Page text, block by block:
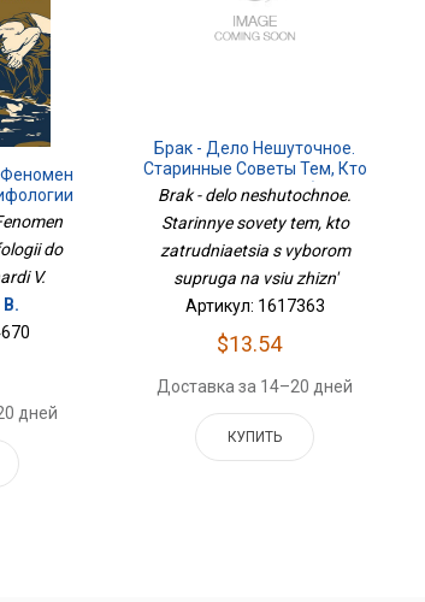
do
V.
дней
Брак - Дело Нешуточное.
Старинные Советы Тем, Кто
Затрудняется С Выбором
Brak - delo neshutochnoe.
Starinnye sovety tem, kto
zatrudniaetsia s vyborom
supruga na vsiu zhizn'
Артикул: 1617363
$13.54
Доставка за 14–20 дней
КУПИТЬ